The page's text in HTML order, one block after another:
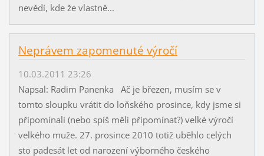
nevědí, kde že vlastně...
Neprávem zapomenuté výročí
10.03.2011 23:26
Napsal: Radim Panenka Ač je březen, musím se v
tomto sloupku vrátit do loňského prosince, kdy jsme si
připomínali (nebo spíš měli připomínat?) velké výročí
velkého muže. 27. prosince 2010 totiž uběhlo celých
sto padesát let od narození výborného českého